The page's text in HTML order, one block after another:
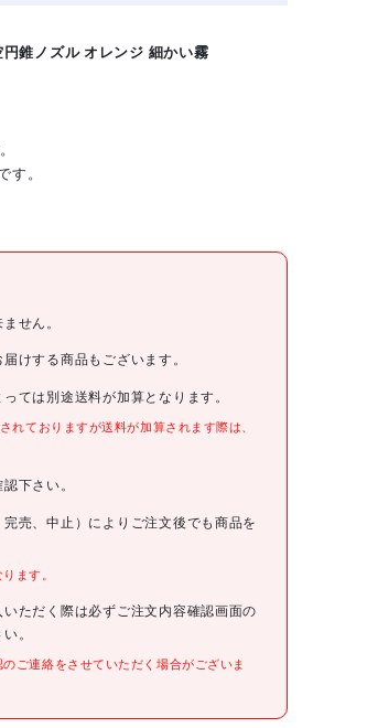
錐ノズル オレンジ 細かい霧
す。
蓄圧式噴霧器用 交換用空円錐ノズル オ
い霧
霧)、角度:80°、細かい霧(0.15MPa、
min):0.28(0.15MPa)0.4(0.3MPa)
せん。
けする商品もございます。
ては別途送料が加算となります。
ておりますが送料が加算されます際は、
下さい。
売、中止）によりご注文後でも商品を
ます。
ただく際は必ずご注文内容確認画面の
。
ご連絡をさせていただく場合がございま